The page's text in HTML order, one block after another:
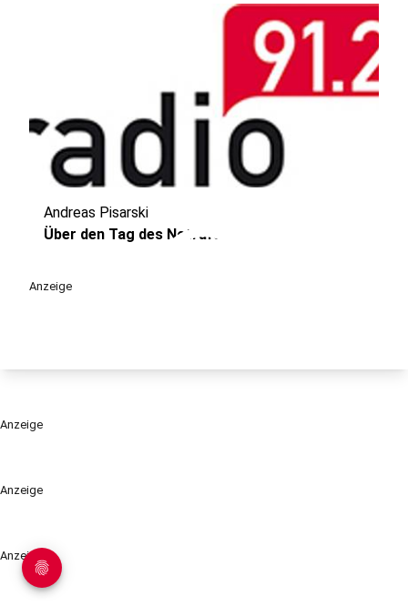
Anzeige
Anzeige
play_circle
Andreas Pisarski
Über den Tag des Notrufs
Anzeige
Anzeige